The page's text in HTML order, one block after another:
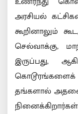
அரசியல்
கூறினாலும்
செல்வாக்கு,
இருப்பது,
கொடூரங்களைக்
தங்களால் அதனைத்